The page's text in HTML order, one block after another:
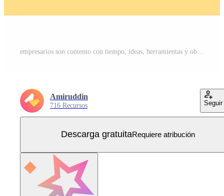
Amiruddin
716 Recursos Seguir
Descarga gratuitaRequiere atribución